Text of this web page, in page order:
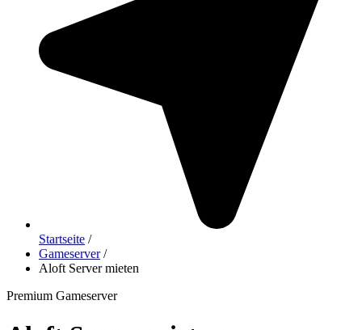
Startseite /
Gameserver/
Aloft Server mieten
Premium Gameserver